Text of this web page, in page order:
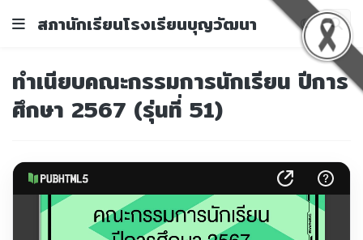
สภานักเรียนโรงเรียนบุญวัฒนา
ทำเนียบคณะกรรมการนักเรียน ปีการ
ศึกษา 2567 (รุ่นที่ 51)